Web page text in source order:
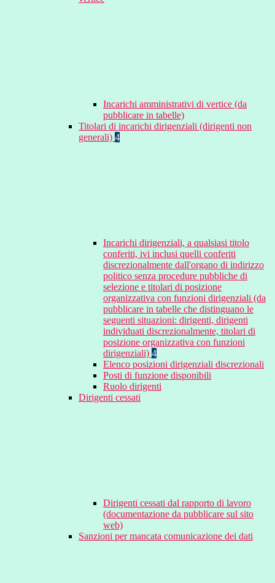
Incarichi amministrativi di vertice (da
pubblicare in tabelle)
Titolari di incarichi dirigenziali (dirigenti non
generali) 4
Incarichi dirigenziali, a qualsiasi titolo
conferiti, ivi inclusi quelli conferiti
discrezionalmente dall'organo di indirizzo
politico senza procedure pubbliche di
selezione e titolari di posizione
organizzativa con funzioni dirigenziali (da
pubblicare in tabelle che distinguano le
seguenti situazioni: dirigenti, dirigenti
individuati discrezionalmente, titolari di
posizione organizzativa con funzioni
dirigenziali) 4
Elenco posizioni dirigenziali discrezionali
Posti di funzione disponibili
Ruolo dirigenti
Dirigenti cessati
Dirigenti cessati dal rapporto di lavoro
(documentazione da pubblicare sul sito
web)
Sanzioni per mancata comunicazione dei dati